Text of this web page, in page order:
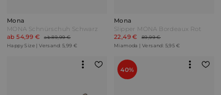
Mona
MONA Schnürschuh Schwarz
ab 54,99 €
ab 89,99 €
Happy Size | Versand: 5,99 €
Mona
Slipper MONA Bordeaux Rot
22,49 €
89,99 €
Miamoda | Versand: 5,95 €
40%